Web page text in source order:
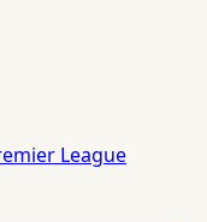
League